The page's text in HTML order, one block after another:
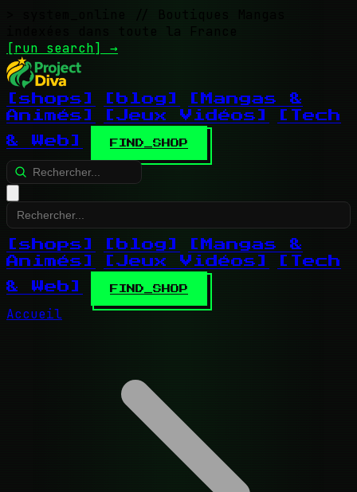
// Boutiques Mangas
indexées dans toute la France
[run search] →
[shops] [blog]
[Mangas &
Animés]
[Jeux Vidéos]
[Tech
& Web]
FIND_SHOP
[shops] [blog]
[Mangas &
Animés]
[Jeux Vidéos]
[Tech
& Web]
FIND_SHOP
Accueil